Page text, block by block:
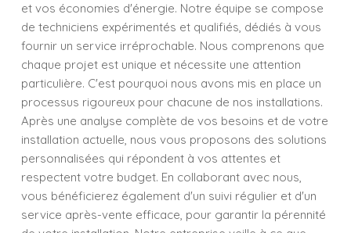
et vos économies d'énergie. Notre équipe se compose
de techniciens expérimentés et qualifiés, dédiés à vous
fournir un service irréprochable. Nous comprenons que
chaque projet est unique et nécessite une attention
particulière. C'est pourquoi nous avons mis en place un
processus rigoureux pour chacune de nos installations.
Après une analyse complète de vos besoins et de votre
installation actuelle, nous vous proposons des solutions
personnalisées qui répondent à vos attentes et
respectent votre budget. En collaborant avec nous,
vous bénéficierez également d'un suivi régulier et d'un
service après-vente efficace, pour garantir la pérennité